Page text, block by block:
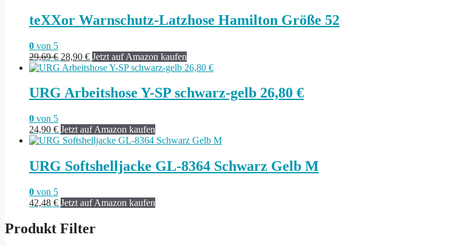
teXXor Warnschutz-Latzhose Hamilton Größe 52
0 von 5
29,69€ Ursprünglicher
Preis
29,69 €
28,90 €Aktueller
Preis
28,90 €.
Jetzt auf Amazon kaufen
URG Arbeitshose Y-SP schwarz-gelb 26,80 €
0 von 5
24,90 € Jetzt auf Amazon kaufen
URG Softshelljacke GL-8364 Schwarz Gelb M
0 von 5
42,48 € Jetzt auf Amazon kaufen
Produkt Filter